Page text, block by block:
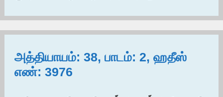
அத்தியாயம்: 38, பாடம்: 2, ஹதீஸ்
எண்: 3976